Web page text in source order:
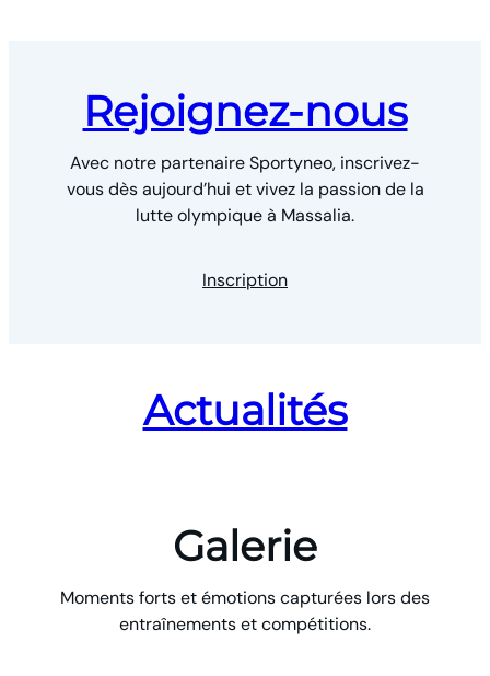
Rejoignez-nous
Avec notre partenaire Sportyneo, inscrivez-
vous dès aujourd’hui et vivez la passion de la
lutte olympique à Massalia.
Inscription
Actualités
Galerie
Moments forts et émotions capturées lors des
entraînements et compétitions.